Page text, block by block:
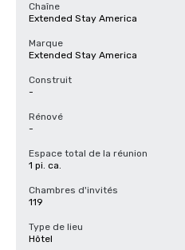
Chaîne
Extended Stay America
Marque
Extended Stay America
Construit
-
Rénové
-
Espace total de la réunion
1 pi. ca.
Chambres d'invités
119
Type de lieu
Hôtel